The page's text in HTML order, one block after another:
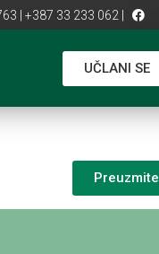
| +387 33 233 062 |
UČLANI SE
Preuzmite